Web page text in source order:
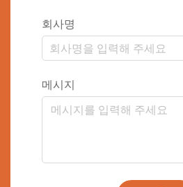
회사명
메시지